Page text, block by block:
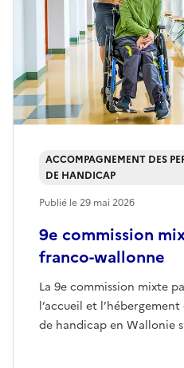
9e commission
franco-wallonne
La 9e commission mixte
l’accueil et
de handicap en Wallonie
ACCOMPAGNEMENT DES
DE HANDICAP
Publié le29 mai 2026